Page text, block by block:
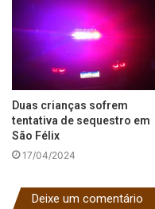
Duas crianças sofrem
tentativa de sequestro em
São Félix
17/04/2024
Deixe um comentário